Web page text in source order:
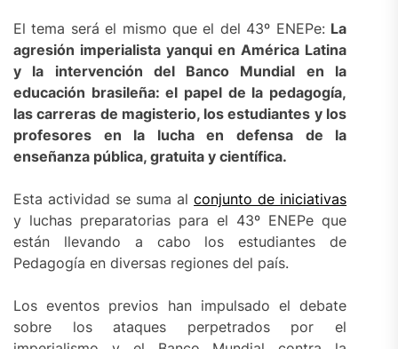
El tema será el mismo que el del 43º ENEPe: La
agresión imperialista yanqui en América Latina
y la intervención del Banco Mundial en la
educación brasileña: el papel de la pedagogía,
las carreras de magisterio, los estudiantes y los
profesores en la lucha en defensa de la
enseñanza pública, gratuita y científica.
Esta actividad se suma alconjunto de iniciativas
y luchas preparatorias para el 43º ENEPe que
están llevando a cabo los estudiantes de
Pedagogía en diversas regiones del país.
Los eventos previos han impulsado el debate
sobre los ataques perpetrados por el